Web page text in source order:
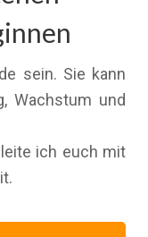
sein. Sie kann
Wachstum und
ich euch mit